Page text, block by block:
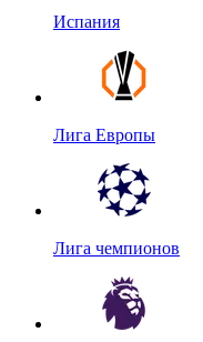
Испания
Лига Европы
Лига чемпионов